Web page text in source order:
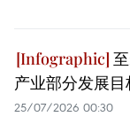
产业部分发展目
25/07/2026 00:30